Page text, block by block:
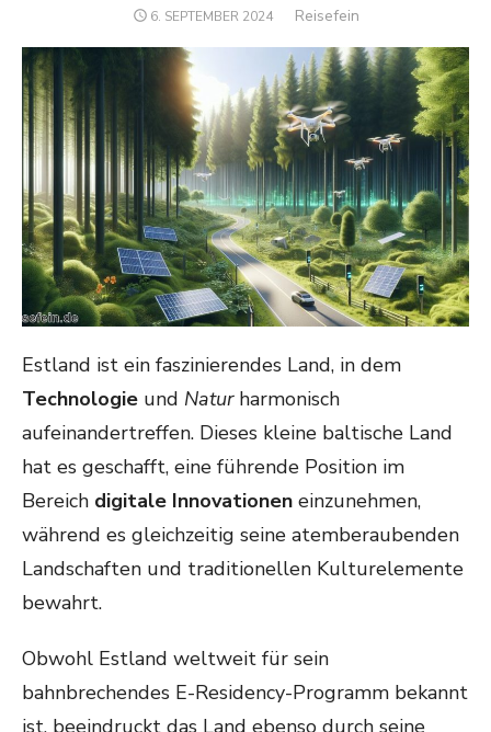
POSTED
6. SEPTEMBER 2024 Author
Reisefein
Estland ist ein faszinierendes Land, in dem
Technologie und Naturharmonisch
aufeinandertreffen. Dieses kleine baltische Land
hat es geschafft, eine führende Position im
Bereich digitale Innovationen einzunehmen,
während es gleichzeitig seine atemberaubenden
Landschaften und traditionellen Kulturelemente
bewahrt.
Obwohl Estland weltweit für sein
bahnbrechendes E-Residency-Programm bekannt
ist, beeindruckt das Land ebenso durch seine